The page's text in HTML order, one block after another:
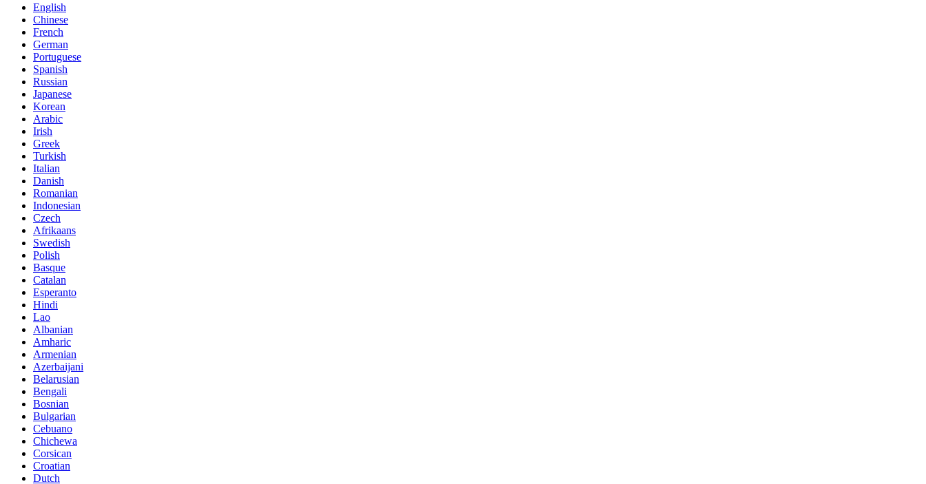
English
Chinese
French
German
Portuguese
Spanish
Russian
Japanese
Korean
Arabic
Irish
Greek
Turkish
Italian
Danish
Romanian
Indonesian
Czech
Afrikaans
Swedish
Polish
Basque
Catalan
Esperanto
Hindi
Lao
Albanian
Amharic
Armenian
Azerbaijani
Belarusian
Bengali
Bosnian
Bulgarian
Cebuano
Chichewa
Corsican
Croatian
Dutch